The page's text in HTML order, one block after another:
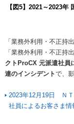
【図5】2021～2023
「業務外利用・不正持
「業務外利用・不正持
クトProCX 元派遣社員
連のインシデントで、
2023年12月19日 ＮＴ
社員によるお客さま情